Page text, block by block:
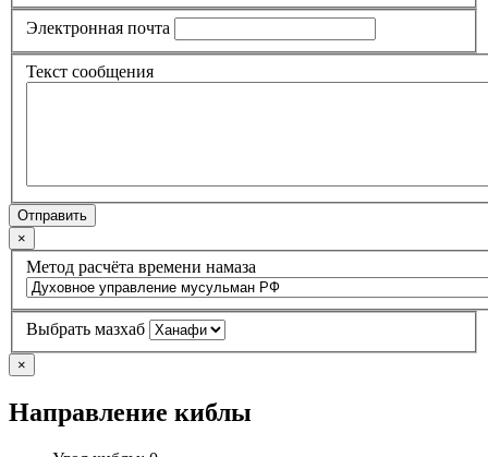
Электронная почта
Текст сообщения
Отправить
×
Метод расчёта времени намаза
Выбрать мазхаб
×
Направление киблы